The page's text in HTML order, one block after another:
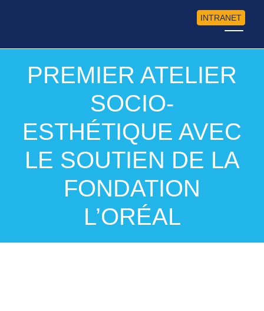
INTRANET
PREMIER ATELIER
SOCIO-
ESTHÉTIQUE AVEC
LE SOUTIEN DE LA
FONDATION
L’ORÉAL